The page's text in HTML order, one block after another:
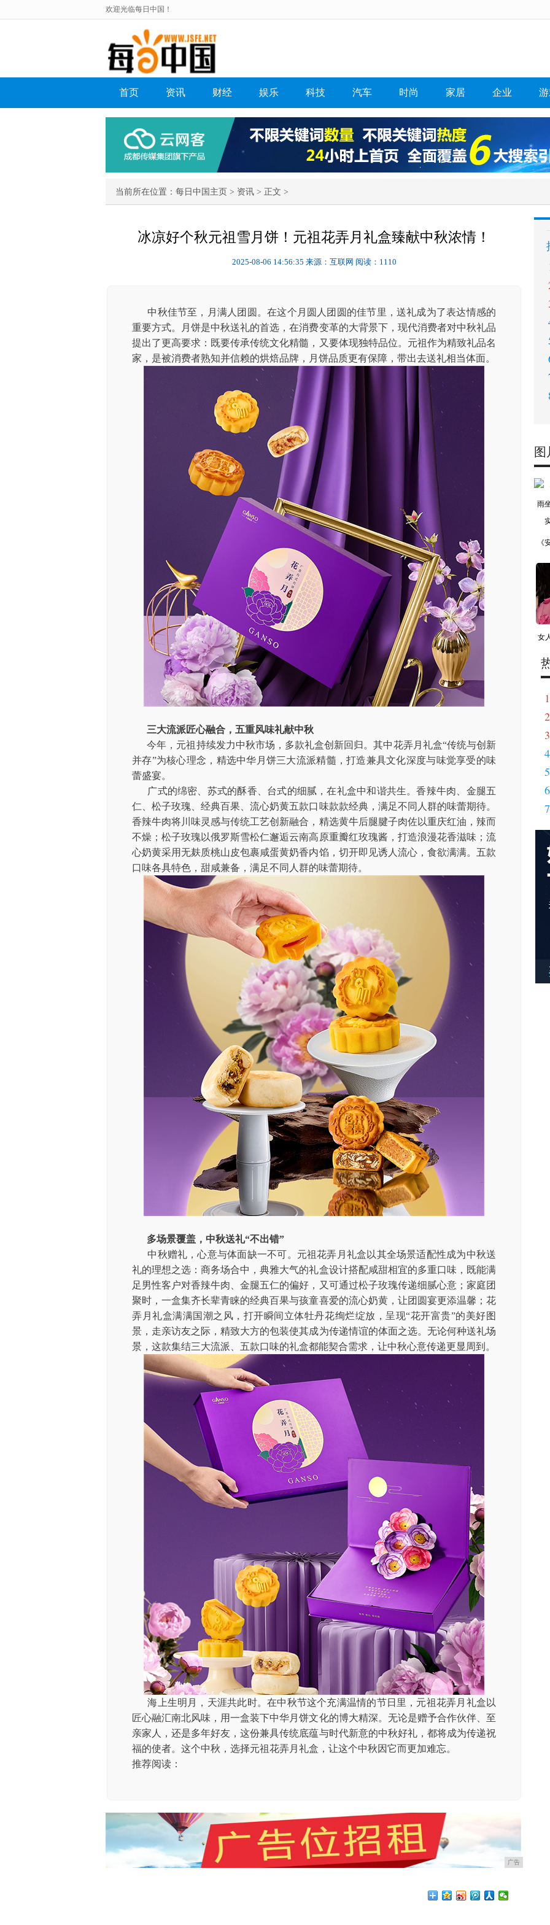
欢迎光临每日中国！
首页 资讯 财经 娱乐 科技 汽车 时尚 家居 企业
当前所在位置： 每日中国主页 > 资讯 > 正文 >
冰凉好个秋元祖雪月饼！元祖花弄月礼盒臻献中秋浓情！
2025-08-06 14:56:35 来源：互联网 阅读：1110
中秋佳节至，月满人团圆。在这个月圆人团圆的佳节里，送礼成为了表达情感的
重要方式。月饼是中秋送礼的首选，在消费变革的大背景下，现代消费者对中秋礼品
提出了更高要求：既要传承传统文化精髓，又要体现独特品位。元祖作为精致礼品名
家，是被消费者熟知并信赖的烘焙品牌，月饼品质更有保障，带出去送礼相当体面。
三大流派匠心融合，五重风味礼献中秋
今年，元祖持续发力中秋市场，多款礼盒创新回归。其中花弄月礼盒“传统与创新
并存”为核心理念，精选中华月饼三大流派精髓，打造兼具文化深度与味觉享受的味
蕾盛宴。
广式的绵密、苏式的酥香、台式的细腻，在礼盒中和谐共生。香辣牛肉、金腿五
仁、松子玫瑰、经典百果、流心奶黄五款口味款款经典，满足不同人群的味蕾期待。
香辣牛肉将川味灵感与传统工艺创新融合，精选黄牛后腿腱子肉佐以重庆红油，辣而
不燥；松子玫瑰以俄罗斯雪松仁邂逅云南高原重瓣红玫瑰酱，打造浪漫花香滋味；流
心奶黄采用无麸质桃山皮包裹咸蛋黄奶香内馅，切开即见诱人流心，食欲满满。五款
口味各具特色，甜咸兼备，满足不同人群的味蕾期待。
多场景覆盖，中秋送礼“不出错”
中秋赠礼，心意与体面缺一不可。元祖花弄月礼盒以其全场景适配性成为中秋送
礼的理想之选：商务场合中，典雅大气的礼盒设计搭配咸甜相宜的多重口味，既能满
足男性客户对香辣牛肉、金腿五仁的偏好，又可通过松子玫瑰传递细腻心意；家庭团
聚时，一盒集齐长辈青睐的经典百果与孩童喜爱的流心奶黄，让团圆宴更添温馨；花
弄月礼盒满满国潮之风，打开瞬间立体牡丹花绚烂绽放，呈现“花开富贵”的美好图
景，走亲访友之际，精致大方的包装使其成为传递情谊的体面之选。无论何种送礼场
景，这款集结三大流派、五款口味的礼盒都能契合需求，让中秋心意传递更显周到。
海上生明月，天涯共此时。在中秋节这个充满温情的节日里，元祖花弄月礼盒以
匠心融汇南北风味，用一盒装下中华月饼文化的博大精深。无论是赠予合作伙伴、至
亲家人，还是多年好友，这份兼具传统底蕴与时代新意的中秋好礼，都将成为传递祝
福的使者。这个中秋，选择元祖花弄月礼盒，让这个中秋因它而更加难忘。
推荐阅读：
广告
《
女
1
2
3
4
5
6
7